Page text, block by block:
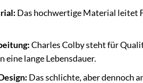
Das hochwertige Material leitet
Charles Colby steht für
lange Lebensdauer.
Das schlichte, aber dennoch